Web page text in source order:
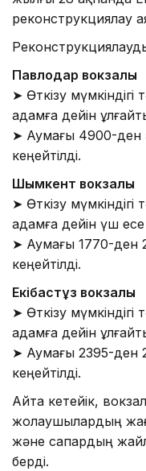
реконструкциялау
Павлодар вокзалы
➤ Өткізу
адамға дейін
➤ Аумағы 4900-ден
кеңейтілді.
Шымкент вокзалы
➤ Өткізу
адамға дейін үш
➤ Аумағы 1770-ден
кеңейтілді.
Екібастұз вокзалы
➤ Өткізу
адамға дейін
➤ Аумағы 2395-ден
кеңейтілді.
Айта кетейік,
жолаушылардың
және сапардың
берді.